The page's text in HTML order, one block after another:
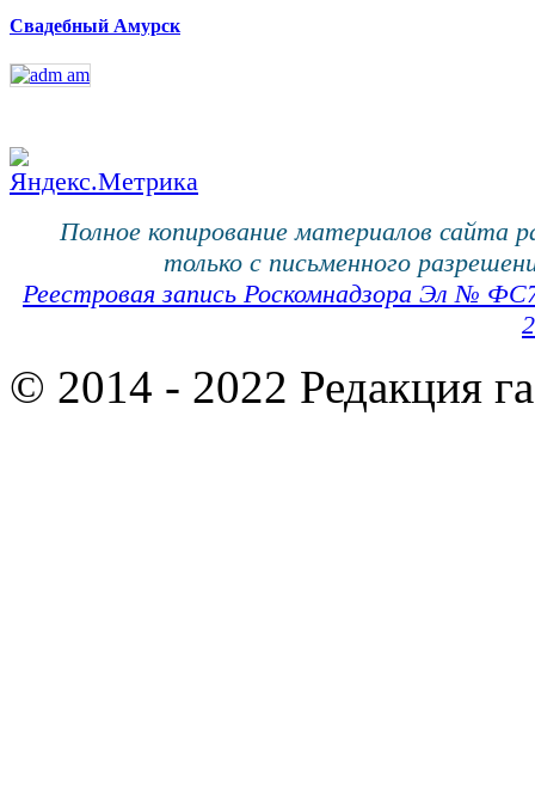
Свадебный Амурск
Полное копирование материалов сайта
только с письменного
Реестровая запись Роскомнадзора Эл №
© 2014 - 2022 Редакция